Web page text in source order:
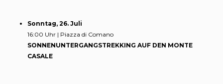
Sonntag, 26. Juli
16:00 Uhr | Piazza di Comano
SONNENUNTERGANGSTREKKING AUF DEN MONTE
CASALE